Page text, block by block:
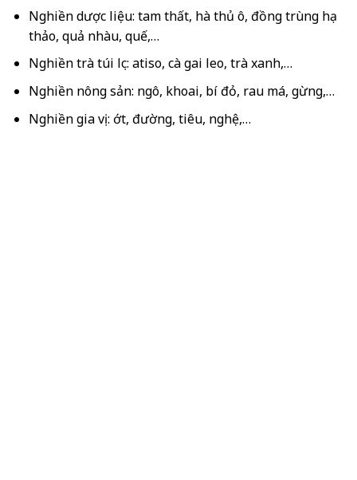
Nghiền dược liệu: tam thất, hà thủ ô, đồng trùng hạ
thảo, quả nhàu, quế,…
Nghiền trà túi lọc: atiso, cà gai leo, trà xanh,…
Nghiền nông sản: ngô, khoai, bí đỏ, rau má, gừng,…
Nghiền gia vị: ớt, đường, tiêu, nghệ,…